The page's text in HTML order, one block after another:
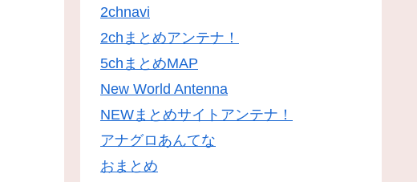
2chnavi
2chまとめアンテナ！
5chまとめMAP
New World Antenna
NEWまとめサイトアンテナ！
アナグロあんてな
おまとめ